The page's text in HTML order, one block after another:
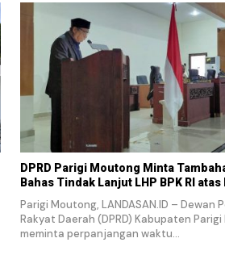
DPRD Parigi Moutong Minta
Bahas Tindak Lanjut LHP BPK RI atas
Parigi Moutong, LANDASAN.ID – Dewan
Rakyat Daerah (DPRD) Kabupaten
meminta perpanjangan waktu…